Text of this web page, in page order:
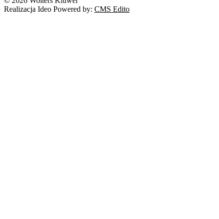
Realizacja Ideo Powered by: CMS Edito